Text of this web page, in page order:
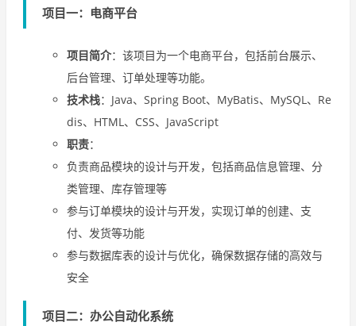
项目一：电商平台
项目简介：该项目为一个电商平台，包括前台展示、
后台管理、订单处理等功能。
技术栈：Java、Spring Boot、MyBatis、MySQL、Re
dis、HTML、CSS、JavaScript
职责：
负责商品模块的设计与开发，包括商品信息管理、分
类管理、库存管理等
参与订单模块的设计与开发，实现订单的创建、支
付、发货等功能
参与数据库表的设计与优化，确保数据存储的高效与
安全
项目二：办公自动化系统